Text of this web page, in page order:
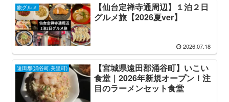
旅グルメ
【仙台定禅寺通周辺】１泊２日
グルメ旅【2026夏ver】
2026.07.18
遠田郡(涌谷町,美里町)
【宮城県遠田郡涌谷町】いこい
食堂｜2026年新規オープン！注
目のラーメンセット食堂